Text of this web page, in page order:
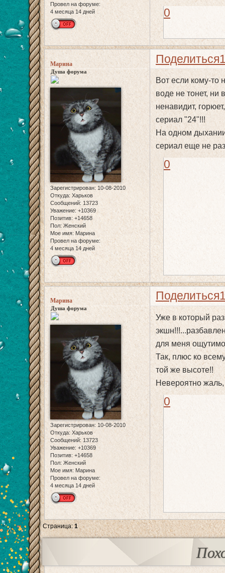
Провел на форуме:
4 месяца 14 дней
0
Поделиться
Марина
Душа форума
Зарегистрирован: 10-08-2010
Откуда: Харьков
Сообщений: 13723
Уважение: +10369
Позитив: +14658
Пол: Женский
Мое имя: Марина
Провел на форуме:
4 месяца 14 дней
Вот если кому-то
воде не тонет, ни
ненавидит,
сериал "24"!!!
На одном
сериал еще не
0
Поделиться
Марина
Душа форума
Зарегистрирован: 10-08-2010
Откуда: Харьков
Сообщений: 13723
Уважение: +10369
Позитив: +14658
Пол: Женский
Мое имя: Марина
Провел на форуме:
4 месяца 14 дней
Уже в который
для меня
Так, плюс ко
той же высоте!!
Невероятно
0
Страница:1